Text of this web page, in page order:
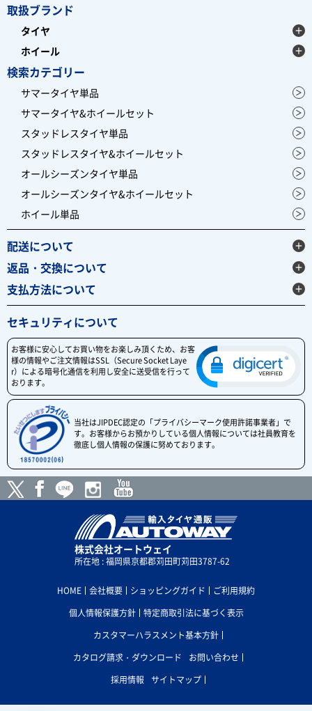
取扱ブランド
タイヤ
ホイール
検索カテゴリー
サマータイヤ単品
サマータイヤ&ホイールセット
スタッドレスタイヤ単品
スタッドレスタイヤ&ホイールセット
オールシーズンタイヤ単品
オールシーズンタイヤ&ホイールセット
ホイール単品
配送について
返品・交換について
支払方法について
セキュリティについて
お客様に安心してお買い物をお楽しみ頂くため、お客
様の情報やご注文情報はSSL（Secure Socket Laye
r）による暗号化通信を利用し安全に送受信を行って
おります。
当社はJIPDEC認定の「プライバシーマーク使用許諾事業者」で
す。お客様からお預かりしている個人情報については社員教育を
徹底し個人情報の保護に努めております。
株式会社オートウェイ
所在地 : 福岡県京都郡苅田町苅田3787-62
HOME 会社概要 ショッピングガイド
ご利用規約
個人情報保護方針
特定商取引法に基づく表示
カスタマーハラスメント基本方針
カタログ請求・ダウンロード
お問い合わせ
採用情報
サイトマップ